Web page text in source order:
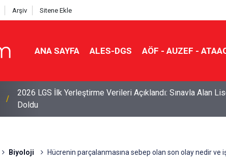
Arşiv Sitene Ekle
ANA SAYFA ALES-DGS AÖF - AUZEF -
2026 LGS İlk Yerleştirme Verileri Açıklandı: Sınavla Alan
Doldu
Biyoloji Hücrenin parçalanmasına sebep olan son olay nedir